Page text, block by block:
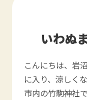
いわぬ
こんにちは、岩
に入り、涼しく
市内の竹駒神社